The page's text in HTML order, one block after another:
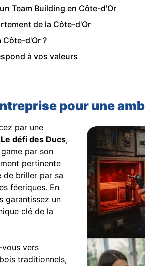
Team Building en Côte-d'Or
de la Côte-d'Or
Côte-d'Or ?
à vos valeurs
pour une
par une
Le défi des Ducs,
par son
pertinente
de briller par sa
féeriques. En
garantissez un
clé de la
vers
traditionnels,